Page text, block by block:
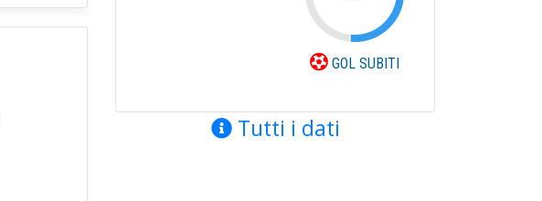
GOL SUBITI
Tutti i dati